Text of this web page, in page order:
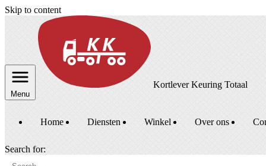
Skip to content
Menu
Kortlever Keuring Totaal
Home Diensten Winkel Over ons
Search for: